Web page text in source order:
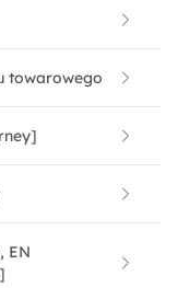
towarowego
EN